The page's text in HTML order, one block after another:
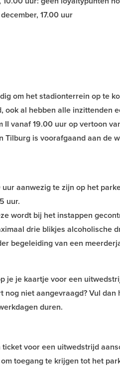
17.00 uur
om het stadionterrein op te
al hebben alle inzittenden
vanaf 19.00 uur op vertoon
Tilburg is voorafgaand aan de
aanwezig te zijn op het
uur.
wordt bij het instappen
drie blikjes alcoholische
begeleiding van een
je je kaartje voor een
niet aangevraagd? Vul
duren.
voor een uitwedstrijd
toegang te krijgen tot het